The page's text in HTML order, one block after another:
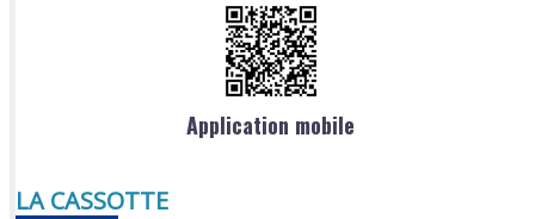
Application mobile
LA CASSOTTE